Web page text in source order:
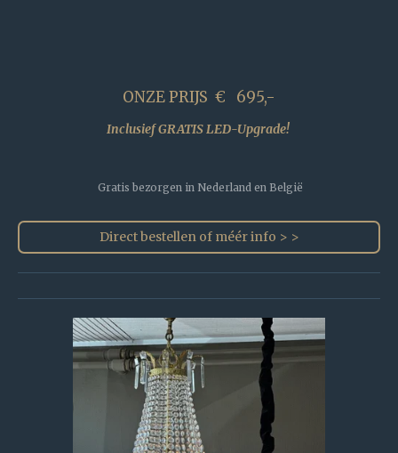
ONZE PRIJS € 695,-
Inclusief GRATIS LED-Upgrade!
Gratis bezorgen in Nederland en België
Direct bestellen of méér info > >